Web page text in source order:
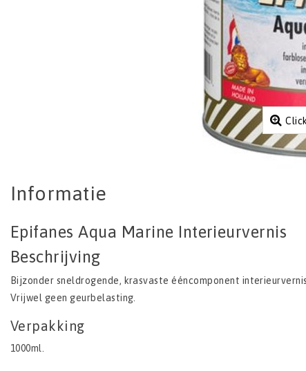
Informatie
Epifanes Aqua Marine Interieurvernis
Beschrijving
Bijzonder sneldrogende, krasvaste ééncomponent
Vrijwel geen geurbelasting.
Verpakking
1000ml.